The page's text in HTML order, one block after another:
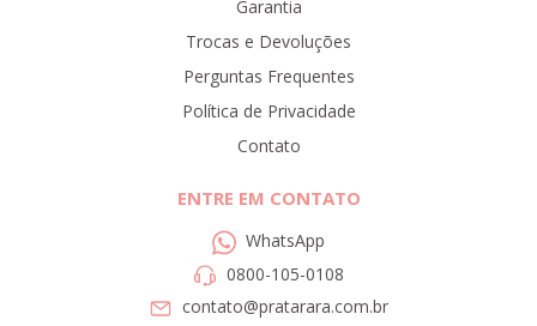
Garantia
Trocas e Devoluções
Perguntas Frequentes
Política de Privacidade
Contato
ENTRE EM CONTATO
WhatsApp
0800-105-0108
contato@pratarara.com.br